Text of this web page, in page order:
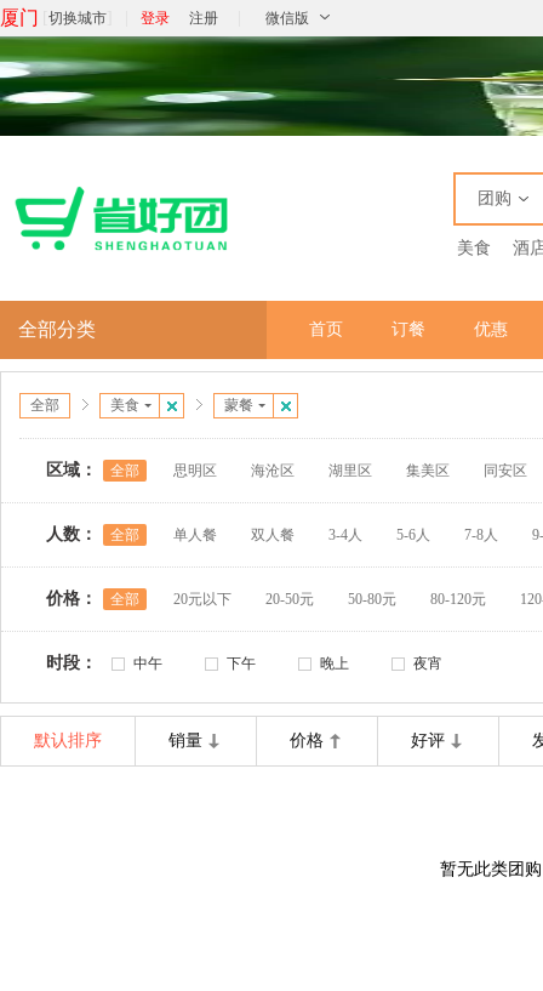
厦门 切换城市 登录 注册 微信版
团购
美食 酒
全部分类 首页 订餐 优惠
全部 美食 蒙餐
区域： 全部 思明区 海沧区 湖里区 集美区 同安区
人数： 全部 单人餐 双人餐 3-4人 5-6人 7-8人
价格： 全部 20元以下 20-50元 50-80元 80-120元
时段： 中午 下午 晚上 夜宵
默认排序 销量 价格 好评
暂无此类团